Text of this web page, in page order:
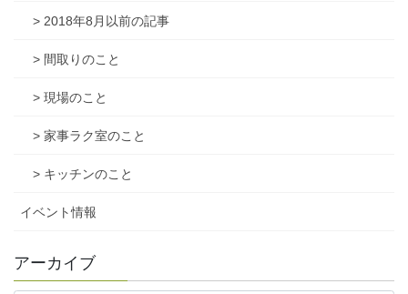
> 2018年8月以前の記事
> 間取りのこと
> 現場のこと
> 家事ラク室のこと
> キッチンのこと
イベント情報
アーカイブ